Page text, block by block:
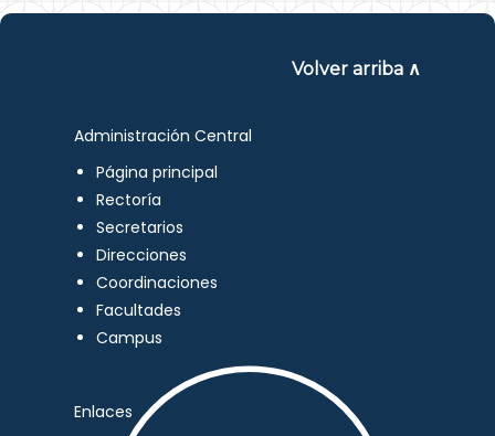
Volver arriba ∧
Administración Central
Página principal
Rectoría
Secretarios
Direcciones
Coordinaciones
Facultades
Campus
Enlaces